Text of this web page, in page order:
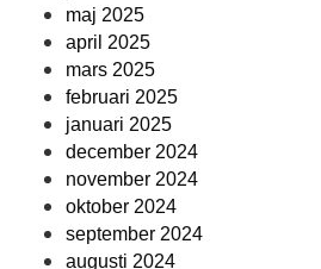
maj 2025
april 2025
mars 2025
februari 2025
januari 2025
december 2024
november 2024
oktober 2024
september 2024
augusti 2024